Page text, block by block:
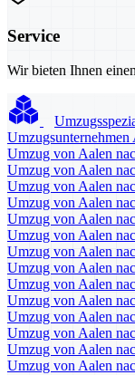
Service
Wir bieten Ihnen
Umzugsunternehmen
Umzug von Aalen
Umzug von Aalen
Umzug von Aalen
Umzug von Aalen
Umzug von Aalen
Umzug von Aalen
Umzug von Aalen
Umzug von Aalen
Umzug von Aalen
Umzug von Aalen
Umzug von Aalen
Umzug von Aalen
Umzug von Aalen
Umzug von Aalen